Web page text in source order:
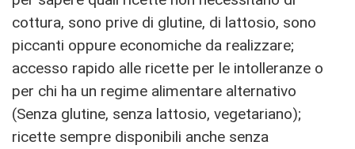
cottura, sono prive di glutine, di lattosio, sono
piccanti oppure economiche da realizzare;
accesso rapido alle ricette per le intolleranze o
per chi ha un regime alimentare alternativo
(Senza glutine, senza lattosio, vegetariano);
ricette sempre disponibili anche senza